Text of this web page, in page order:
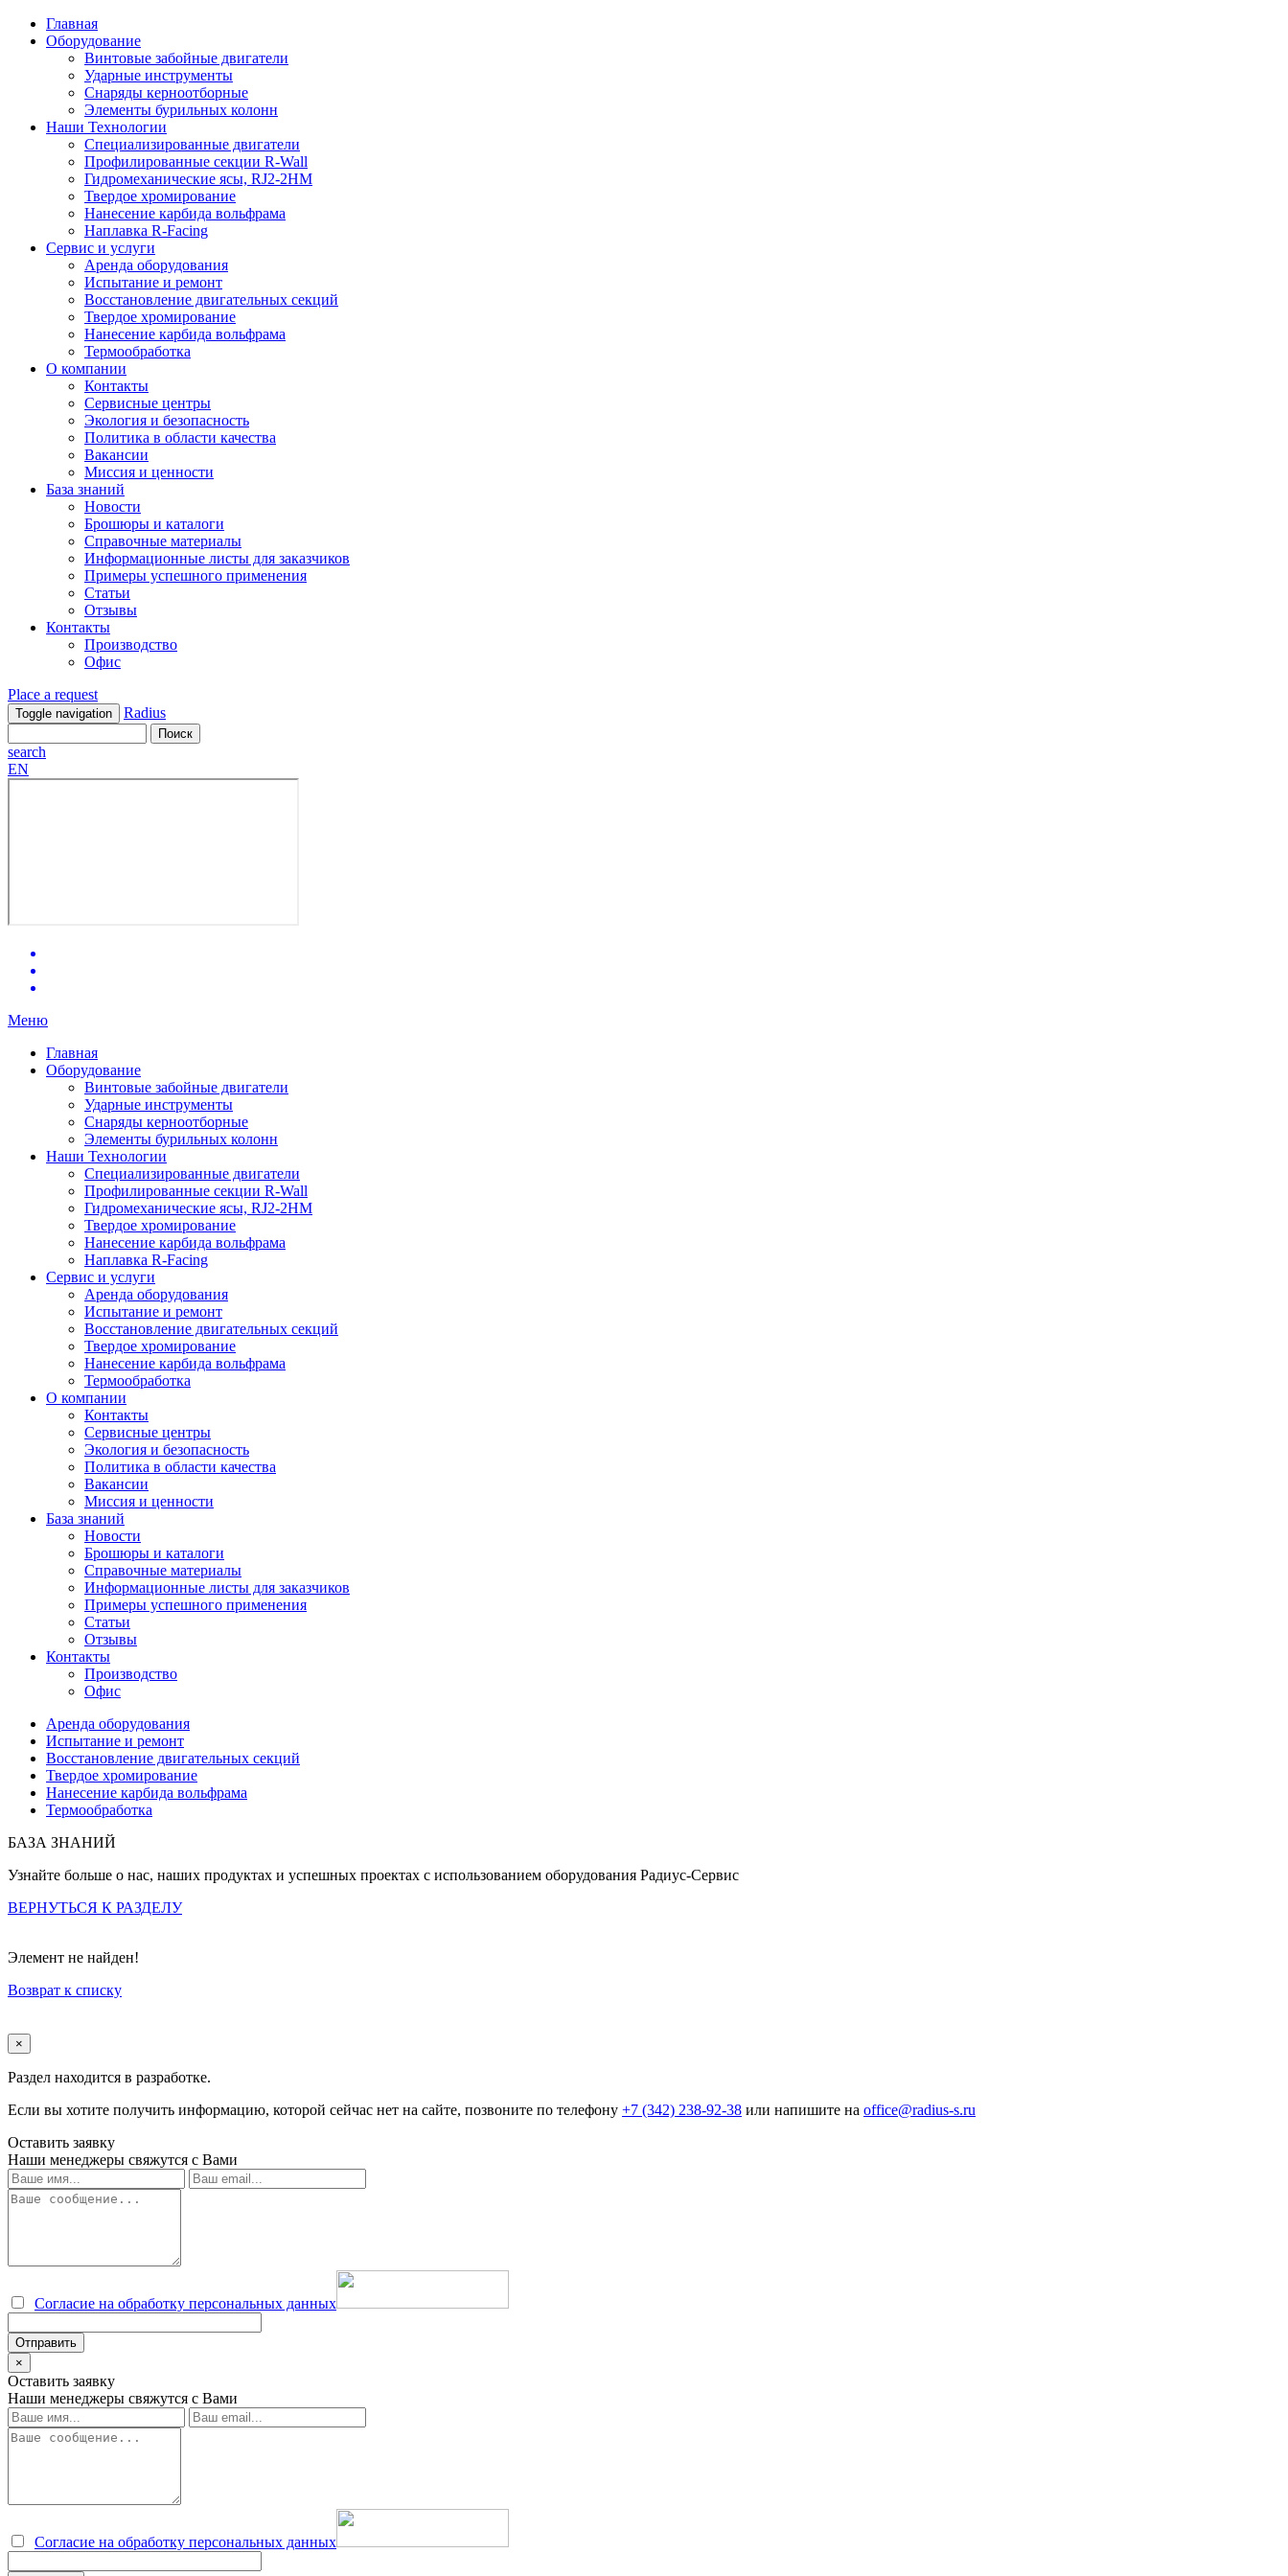
Главная
Оборудование
Винтовые забойные двигатели
Ударные инструменты
Снаряды керноотборные
Элементы бурильных колонн
Наши Технологии
Специализированные двигатели
Профилированные секции R-Wall
Гидромеханические ясы, RJ2-2HM
Твердое хромирование
Нанесение карбида вольфрама
Наплавка R-Facing
Сервис и услуги
Аренда оборудования
Испытание и ремонт
Восстановление двигательных секций
Твердое хромирование
Нанесение карбида вольфрама
Термообработка
О компании
Контакты
Сервисные центры
Экология и безопасность
Политика в области качества
Вакансии
Миссия и ценности
База знаний
Новости
Брошюры и каталоги
Справочные материалы
Информационные листы для заказчиков
Примеры успешного применения
Статьи
Отзывы
Контакты
Производство
Офис
Place a request
Toggle navigation Radius
search
EN
Меню
Главная
Оборудование
Винтовые забойные двигатели
Ударные инструменты
Снаряды керноотборные
Элементы бурильных колонн
Наши Технологии
Специализированные двигатели
Профилированные секции R-Wall
Гидромеханические ясы, RJ2-2HM
Твердое хромирование
Нанесение карбида вольфрама
Наплавка R-Facing
Сервис и услуги
Аренда оборудования
Испытание и ремонт
Восстановление двигательных секций
Твердое хромирование
Нанесение карбида вольфрама
Термообработка
О компании
Контакты
Сервисные центры
Экология и безопасность
Политика в области качества
Вакансии
Миссия и ценности
База знаний
Новости
Брошюры и каталоги
Справочные материалы
Информационные листы для заказчиков
Примеры успешного применения
Статьи
Отзывы
Контакты
Производство
Офис
Аренда оборудования
Испытание и ремонт
Восстановление двигательных секций
Твердое хромирование
Нанесение карбида вольфрама
Термообработка
БАЗА ЗНАНИЙ
Узнайте больше о нас, наших продуктах и успешных проектах с использованием оборудования Радиус-Сервис
ВЕРНУТЬСЯ К РАЗДЕЛУ
Элемент не найден!
Возврат к списку
×
Раздел находится в разработке.
Если вы хотите получить информацию, которой сейчас нет на сайте, позвоните по телефону +7 (342) 238-92-38 или напишите на office@radius-s.ru
Оставить заявку
Наши менеджеры свяжутся с Вами
Согласие на обработку персональных данных
×
Оставить заявку
Наши менеджеры свяжутся с Вами
Согласие на обработку персональных данных